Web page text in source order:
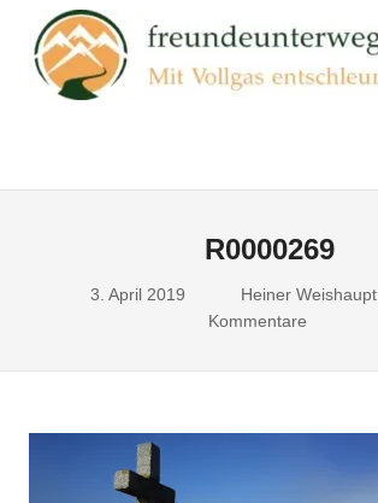
Inhalt
springen
R0000269
3. April 2019 Heiner Weishaupt
Kommentare